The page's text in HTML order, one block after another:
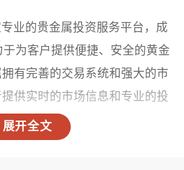
展开全文
业的贵金属投资服务平台，成
为客户提供便捷、安全的黄金
有完善的交易系统和强大的市
供实时的市场信息和专业的投